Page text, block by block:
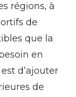
régions, à
de
que la
en
d’ajouter
de